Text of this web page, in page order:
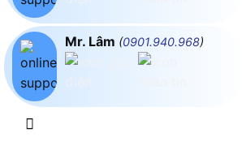
Mr. Lâm (0901.940.968)